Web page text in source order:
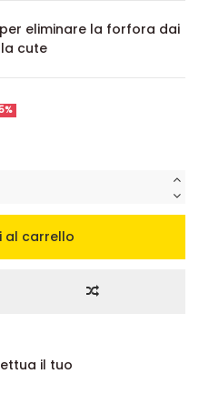
eliminare la forfora dai
cute
al carrello
il tuo